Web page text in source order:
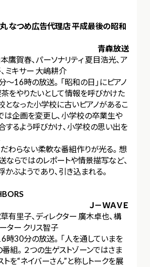
丸 なつめ広告代理店 平成最後の昭和
青森放送
鷹賀春、パーソナリティ 夏目浩光、ア
ミキサー 大嶋耕介
16時の放送。「昭和の日」にピアノ
をやりたいとして情報を呼びかけた
となった小学校に古いピアノがあるこ
は企画を変更し、小学校の卒業生や
するよう呼びかけ、小学校の思い出を
わらない柔軟な番組作りが光る。想
ならではのレポートや情景描写など、
ぶようであり、引き込まれる。
Ｊ－ＷＡＶＥ
有里子、ディレクター 廣木卓也、構
ター クリス智子
30分の放送。「人を通していまを
組。２つの生ゲストゾーンではさま
トを“ネイバーさん”と称しトークを展